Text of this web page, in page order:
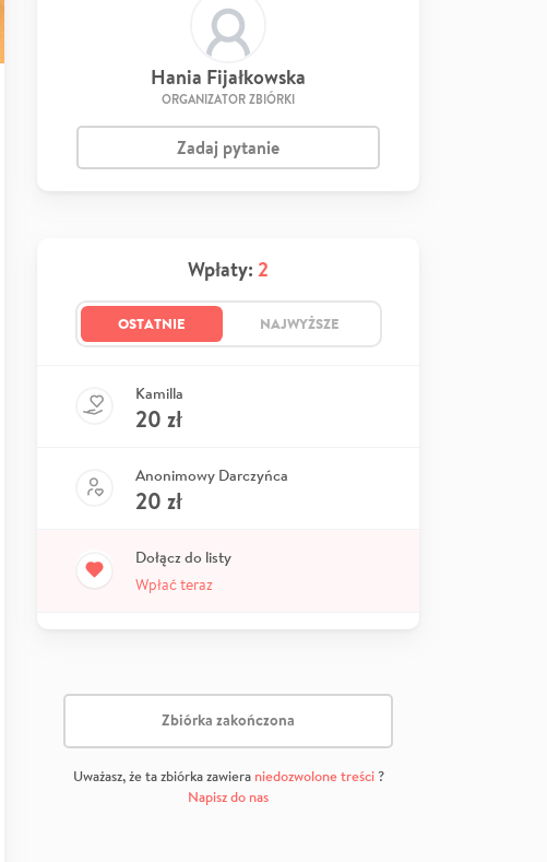
Hania Fijałkowska
ORGANIZATOR ZBIÓRKI
Zadaj pytanie
Wpłaty: 2
OSTATNIE NAJWYŻSZE
Kamilla
20 zł
Anonimowy Darczyńca
20 zł
Dołącz do listy
Wpłać teraz
Zbiórka zakończona
Uważasz, że ta zbiórka zawiera niedozwolone treści?
Napisz do nas